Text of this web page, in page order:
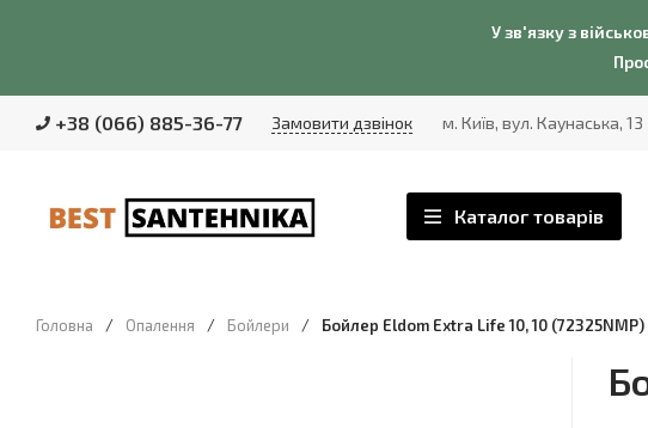
У зв'язку з
+38 (066) 885-36-77 Замовити дзвінок м. Київ, вул. Каунаська, 13
Каталог товарів
Головна / Опалення / Бойлери / Бойлер Eldom Extra Life 10, 10 (72325NMP)